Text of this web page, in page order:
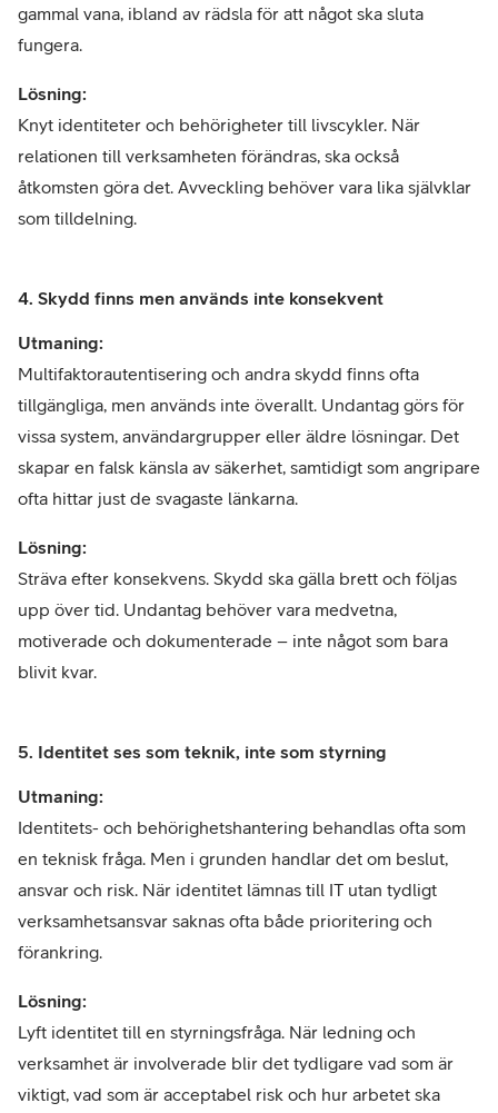
gammal vana, ibland av rädsla för att något ska sluta
fungera.
Lösning:
Knyt identiteter och behörigheter till livscykler. När
relationen till verksamheten förändras, ska också
åtkomsten göra det. Avveckling behöver vara lika självklar
som tilldelning.
4. Skydd finns men används inte konsekvent
Utmaning:
Multifaktorautentisering och andra skydd finns ofta
tillgängliga, men används inte överallt. Undantag görs för
vissa system, användargrupper eller äldre lösningar. Det
skapar en falsk känsla av säkerhet, samtidigt som angripare
ofta hittar just de svagaste länkarna.
Lösning:
Sträva efter konsekvens. Skydd ska gälla brett och följas
upp över tid. Undantag behöver vara medvetna,
motiverade och dokumenterade – inte något som bara
blivit kvar.
5. Identitet ses som teknik, inte som styrning
Utmaning:
Identitets- och behörighetshantering behandlas ofta som
en teknisk fråga. Men i grunden handlar det om beslut,
ansvar och risk. När identitet lämnas till IT utan tydligt
verksamhetsansvar saknas ofta både prioritering och
förankring.
Lösning:
Lyft identitet till en styrningsfråga. När ledning och
verksamhet är involverade blir det tydligare vad som är
viktigt, vad som är acceptabel risk och hur arbetet ska